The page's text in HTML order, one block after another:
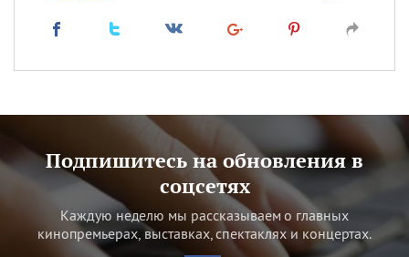
Подпишитесь на обновления в
соцсетях
Каждую неделю мы рассказываем о главных
кинопремьерах, выставках, спектаклях и концертах.